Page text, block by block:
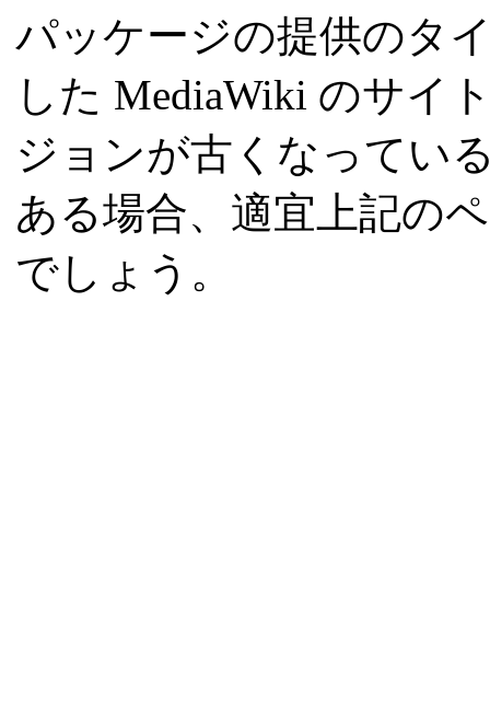
パッケージの提供のタ
した MediaWiki のサイ
ジョンが古くなってい
ある場合、適宜上記の
でしょう。